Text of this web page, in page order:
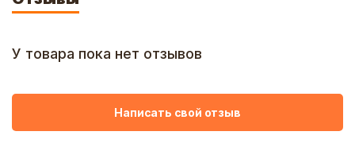
У товара пока нет отзывов
Написать свой отзыв